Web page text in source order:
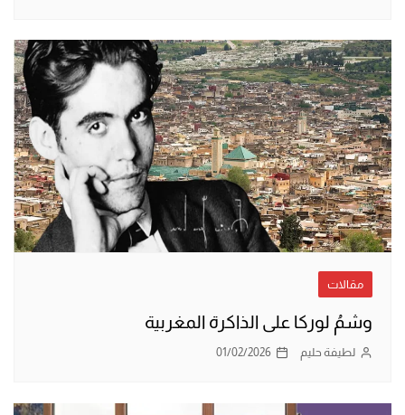
مقالات
وشمُ لوركا على الذاكرة المغربية
لطيفة حليم 01/02/2026